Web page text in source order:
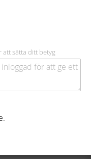
att sätta ditt betyg